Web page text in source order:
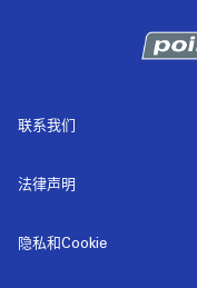
联系我们
法律声明
隐私和Cookie